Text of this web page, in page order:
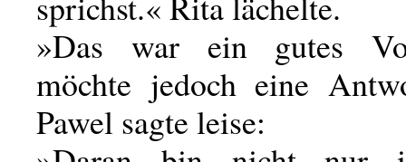
»Das war ein gutes
möchte jedoch eine
Pawel sagte leise: